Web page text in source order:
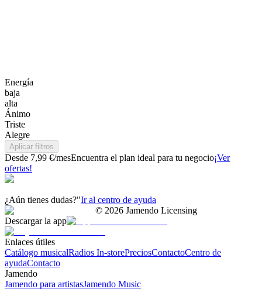
Energía
baja
alta
Ánimo
Triste
Alegre
Aplicar filtros
Desde 7,99 €/mesEncuentra el plan ideal para tu negocio¡Ver
ofertas!
¿Aún tienes dudas?"Ir al centro de ayuda
© 2026 Jamendo Licensing
Descargar la app
Enlaces útiles
Catálogo musicalRadios In-storePreciosContactoCentro de
ayudaContacto
Jamendo
Jamendo para artistasJamendo Music